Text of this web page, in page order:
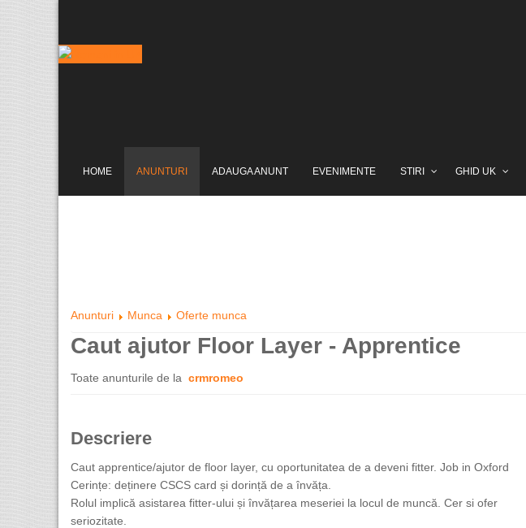
HOME ANUNTURI ADAUGA ANUNT EVENIMENTE STIRI GHID UK
Anunturi Munca Oferte munca
Caut ajutor Floor Layer - Apprentice
Toate anunturile de la crmromeo
Descriere
Caut apprentice/ajutor de floor layer, cu oportunitatea de a deveni fitter. Job in Oxford
Cerințe: deținere CSCS card și dorință de a învăța.
Rolul implică asistarea fitter-ului și învățarea meseriei la locul de muncă. Cer si ofer
seriozitate.